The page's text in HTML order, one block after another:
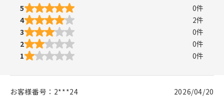
5
0件
4
2件
3
0件
2
0件
1
0件
お客様番号： 2***24 2026/04/20